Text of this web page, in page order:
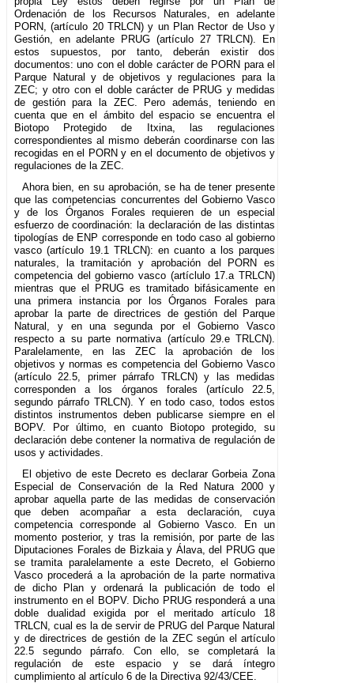
Ordenación de los Recursos Naturales, en adelante
PORN, (artículo 20 TRLCN) y un Plan Rector de Uso y
Gestión, en adelante PRUG (artículo 27 TRLCN). En
estos supuestos, por tanto, deberán existir dos
documentos: uno con el doble carácter de PORN para el
Parque Natural y de objetivos y regulaciones para la
ZEC; y otro con el doble carácter de PRUG y medidas
de gestión para la ZEC. Pero además, teniendo en
cuenta que en el ámbito del espacio se encuentra el
Biotopo Protegido de Itxina, las regulaciones
correspondientes al mismo deberán coordinarse con las
recogidas en el PORN y en el documento de objetivos y
regulaciones de la ZEC.
Ahora bien, en su aprobación, se ha de tener presente
que las competencias concurrentes del Gobierno Vasco
y de los Órganos Forales requieren de un especial
esfuerzo de coordinación: la declaración de las distintas
tipologías de ENP corresponde en todo caso al gobierno
vasco (artículo 19.1 TRLCN): en cuanto a los parques
naturales, la tramitación y aprobación del PORN es
competencia del gobierno vasco (artíclulo 17.a TRLCN)
mientras que el PRUG es tramitado bifásicamente en
una primera instancia por los Órganos Forales para
aprobar la parte de directrices de gestión del Parque
Natural, y en una segunda por el Gobierno Vasco
respecto a su parte normativa (artículo 29.e TRLCN).
Paralelamente, en las ZEC la aprobación de los
objetivos y normas es competencia del Gobierno Vasco
(artículo 22.5, primer párrafo TRLCN) y las medidas
corresponden a los órganos forales (artículo 22.5,
segundo párrafo TRLCN). Y en todo caso, todos estos
distintos instrumentos deben publicarse siempre en el
BOPV. Por último, en cuanto Biotopo protegido, su
declaración debe contener la normativa de regulación de
usos y actividades.
El objetivo de este Decreto es declarar Gorbeia Zona
Especial de Conservación de la Red Natura 2000 y
aprobar aquella parte de las medidas de conservación
que deben acompañar a esta declaración, cuya
competencia corresponde al Gobierno Vasco. En un
momento posterior, y tras la remisión, por parte de las
Diputaciones Forales de Bizkaia y Álava, del PRUG que
se tramita paralelamente a este Decreto, el Gobierno
Vasco procederá a la aprobación de la parte normativa
de dicho Plan y ordenará la publicación de todo el
instrumento en el BOPV. Dicho PRUG responderá a una
doble dualidad exigida por el meritado artículo 18
TRLCN, cual es la de servir de PRUG del Parque Natural
y de directrices de gestión de la ZEC según el artículo
22.5 segundo párrafo. Con ello, se completará la
regulación de este espacio y se dará íntegro
cumplimiento al artículo 6 de la Directiva 92/43/CEE.